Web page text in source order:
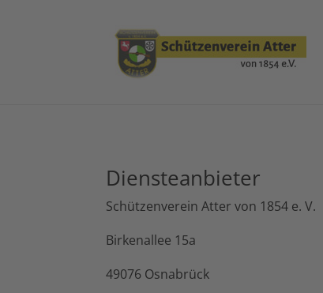
Diensteanbieter
Schützenverein Atter von 1854 e. V.
Birkenallee 15a
49076 Osnabrück